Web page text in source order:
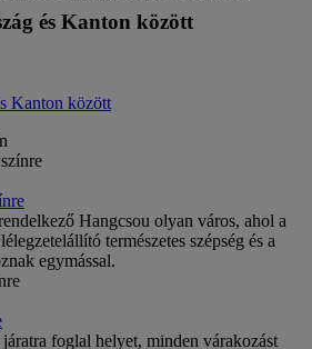
és Kanton között
Kanton között
Hangcsou olyan város, ahol a
természetes szépség és a
egymással.
foglal helyet, minden várakozást